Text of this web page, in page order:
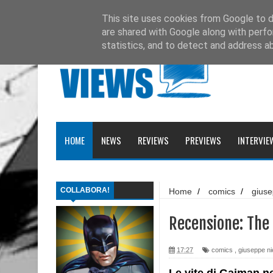
Recensione: Matana 3
Recensione: Tex 728
Recensione: Julia 273
Recensione: Superman: Stagioni
Recensione: PaperDante
Recensione: H.P. Lovecraft - I gatti di Ulthar
Recensione: Il Segreto di Leonardo da
Recensione: Topolino 3405
Recensione: Tex Romanzi a Fumetti 12
HOME NEWS REVIEWS PREVIEWS
COLLABORA! Home / comics /
Recensione:
17:27 comics , giuseppe
This site uses cookies from Google to
are shared with Google along with
statistics, and to detect and address